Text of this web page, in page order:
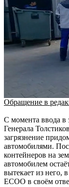
Обращение в
С момента ввода в
Генерала
загрязнение
автомобилями.
контейнеров на
автомобилем
вытекает из него,
ЕСОО в своём